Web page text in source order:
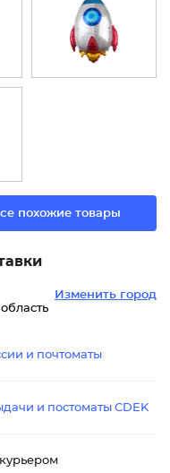
похожие товары
Изменить город
и почтоматы
и постоматы CDEK